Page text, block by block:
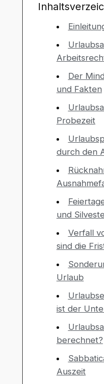
Der
und Fakten
Probezeit
durch den
und
Verfall
sind die
Urlaub
ist der
berechnet?
Auszeit